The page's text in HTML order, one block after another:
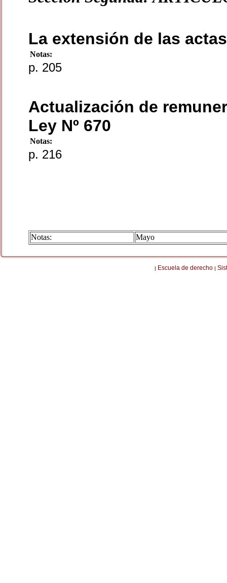
La extensión de las
Notas:
p. 205
Actualización de
Ley Nº 670
Notas:
p. 216
Notas: Mayo
| Escuela de derecho |